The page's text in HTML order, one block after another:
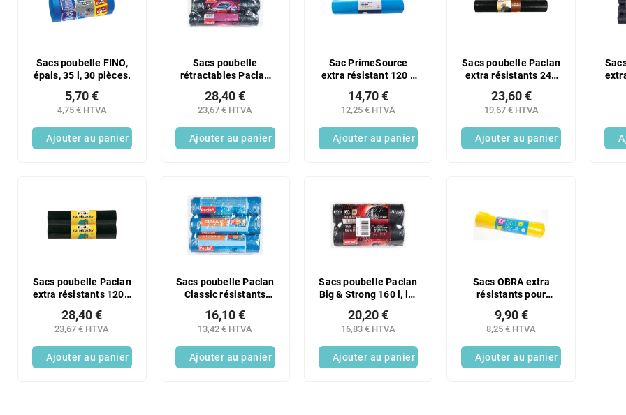
Sacs poubelle FINO,
épais, 35 l, 30 pièces.
4,75 € HTVA
5,70 €
Ajouter au panier
Sacs poubelle
rétractables Paclan
résistants 120 l,
paquet de 3 x 10
23,67 € HTVA
28,40 €
Ajouter au panier
Sac PrimeSource
extra résistant 120 l,
12,25 € HTVA
14,70 €
Ajouter au panier
Sacs poubelle Paclan
extra résistants 240
19,67 € HTVA
23,60 €
Ajouter au panier
Sacs poubelle Paclan
extra résistants 120 l,
23,67 € HTVA
28,40 €
Ajouter au panier
Sacs poubelle Paclan
Classic résistants
13,42 € HTVA
16,10 €
Ajouter au panier
Sacs poubelle Paclan
Big & Strong 160 l, lot
16,83 € HTVA
20,20 €
Ajouter au panier
Sacs OBRA extra
résistants pour
triés, 120 L, jaunes,
lot de 25
8,25 € HTVA
9,90 €
Ajouter au panier